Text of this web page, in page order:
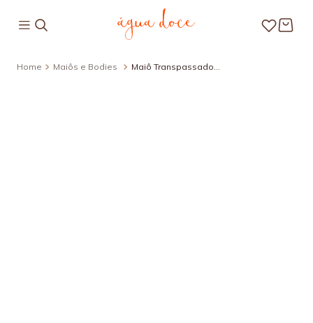
Maiôs e Bodies
Maiô Transpassado